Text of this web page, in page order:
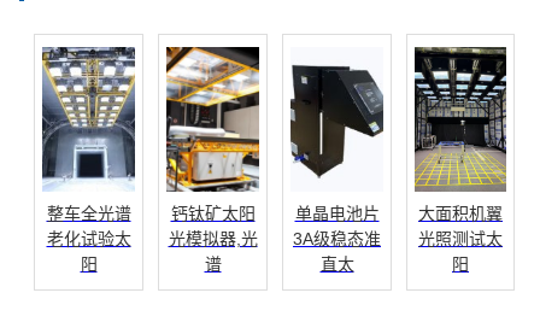
整车全光谱
老化试验太
阳
钙钛矿太阳
光模拟器,光
谱
单晶电池片
3A级稳态准
直太
大面积机翼
光照测试太
阳